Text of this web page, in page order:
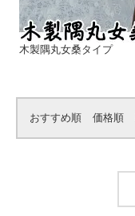
木製隅丸女桑タイプ
おすすめ順 価格順